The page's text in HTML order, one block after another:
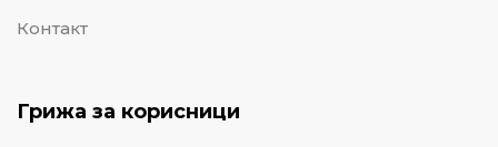
Контакт
Грижа за корисници